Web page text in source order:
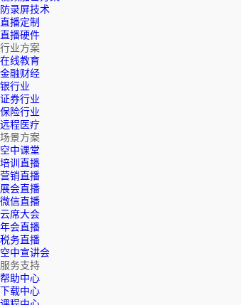
防录屏技术
直播定制
直播硬件
行业方案
在线教育
金融财经
银行业
证券行业
保险行业
远程医疗
场景方案
空中课堂
培训直播
营销直播
展会直播
微信直播
云席大会
年会直播
税务直播
空中宣讲会
服务支持
帮助中心
下载中心